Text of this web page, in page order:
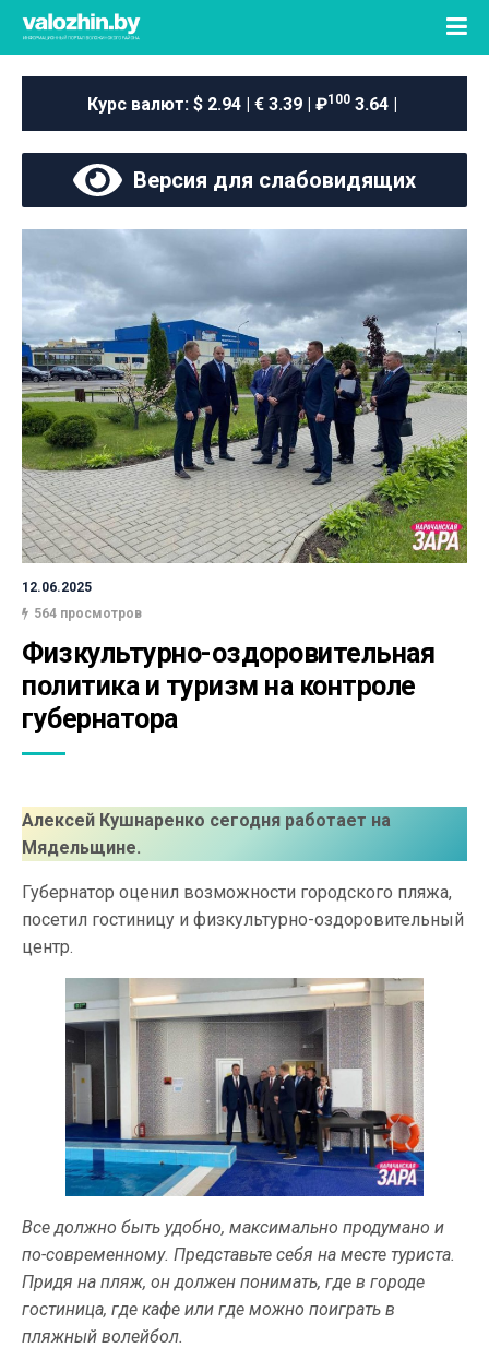
Курс валют: $ 2.94 | € 3.39 | ₽100 3.64 |
Версия для слабовидящих
12.06.2025
564 просмотров
Физкультурно-оздоровительная
политика и туризм на контроле
губернатора
Алексей Кушнаренко сегодня работает на
Мядельщине.
Губернатор оценил возможности городского пляжа,
посетил гостиницу и физкультурно-оздоровительный
центр.
Все должно быть удобно, максимально продумано и
по-современному. Представьте себя на месте туриста.
Придя на пляж, он должен понимать, где в городе
гостиница, где кафе или где можно поиграть в
пляжный волейбол.